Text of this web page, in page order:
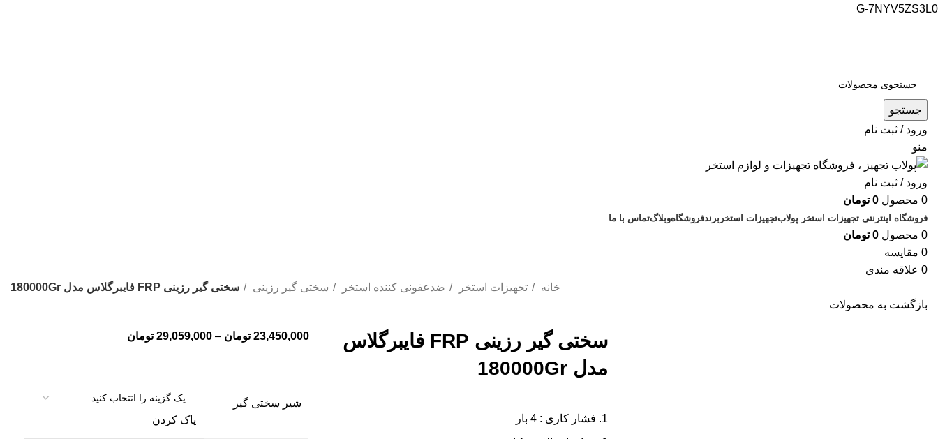
G-7NYV5ZS3L0
جستجو
ورود / ثبت نام
منو
ورود / ثبت نام
0 محصول 0 تومان
فروشگاه اینترنتی تجهیزات استخر پولابتجهیزات استخر برندفروشگاهوبلاگتماس با ما
0 محصول 0 تومان
0 مقایسه
0 علاقه مندی
خانه
تجهیزات استخر ضدعفونی کننده استخر سختی گیر رزینی
سختی گیر رزینی FRP فایبرگلاس مدل 180000Gr
بازگشت به محصولات
سختی گیر رزینی FRP فایبرگلاس
مدل 180000Gr
فشار کاری : 4 بار
23,450,000 تومان –
29,059,000 تومان
شیر سختی گیر
پاک کردن